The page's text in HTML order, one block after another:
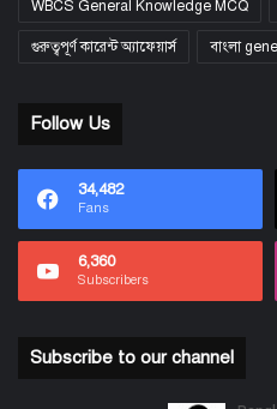
WBCS General Knowledge MCQ
গুরুত্বপূর্ণ কারেন্ট অ্যাফেয়ার্স বাংলা
Follow Us
34,482
Fans
6,360
Subscribers
Subscribe to our channel